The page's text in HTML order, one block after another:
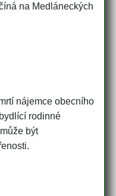
na Medláneckých
nájemce obecního
rodinné
být